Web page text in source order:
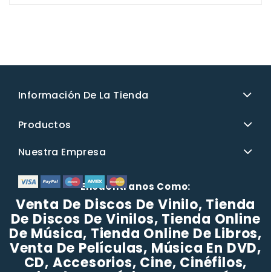
Información De La Tienda
Productos
Nuestra Empresa
Encuéntranos Como:
Venta De Discos De Vinilo, Tienda
De Discos De Vinilos, Tienda Online
De Música, Tienda Online De Libros,
Venta De Películas, Música En DVD,
CD, Accesorios, Cine, Cinéfilos,